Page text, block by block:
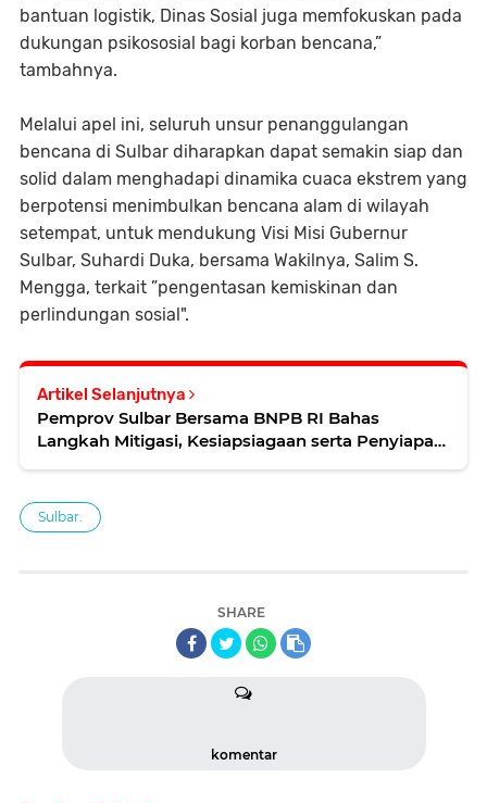
bantuan logistik, Dinas Sosial juga memfokuskan pada
dukungan psikososial bagi korban bencana,”
tambahnya.
Melalui apel ini, seluruh unsur penanggulangan
bencana di Sulbar diharapkan dapat semakin siap dan
solid dalam menghadapi dinamika cuaca ekstrem yang
berpotensi menimbulkan bencana alam di wilayah
setempat, untuk mendukung Visi Misi Gubernur
Sulbar, Suhardi Duka, bersama Wakilnya, Salim S.
Mengga, terkait ”pengentasan kemiskinan dan
perlindungan sosial".
Artikel Selanjutnya
Pemprov Sulbar Bersama BNPB RI Bahas
Langkah Mitigasi, Kesiapsiagaan serta Penyiapan
Sulbar.
SHARE
komentar